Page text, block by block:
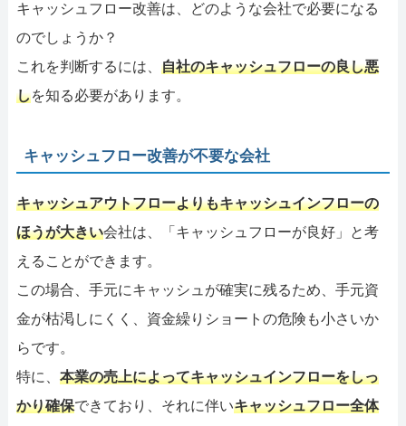
キャッシュフロー改善は、どのような会社で必要になる
のでしょうか？
これを判断するには、 自社のキャッシュフローの良し悪
しを知る必要があります。
キャッシュフロー改善が不要な会社
キャッシュアウトフローよりもキャッシュインフローの
ほうが大きい会社は、「キャッシュフローが良好」と考
えることができます。
この場合、手元にキャッシュが確実に残るため、手元資
金が枯渇しにくく、資金繰りショートの危険も小さいか
らです。
特に、 本業の売上によってキャッシュインフローをしっ
かり確保できており、それに伴いキャッシュフロー全体